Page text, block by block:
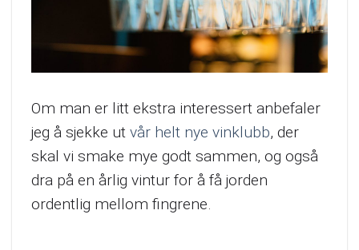
Om man er litt ekstra interessert anbefaler
jeg å sjekke ut vår helt nye vinklubb, der
skal vi smake mye godt sammen, og også
dra på en årlig vintur for å få jorden
ordentlig mellom fingrene.